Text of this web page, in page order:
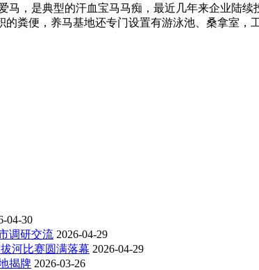
，是典型的汗血宝马马痴，最近几年来企业陆
粪便，养马基地还专门设置有游泳池、桑拿室
04-30
调研交流 2026-04-29
河比赛圆满落幕 2026-04-29
揭牌 2026-03-26